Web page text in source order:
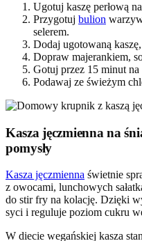
Ugotuj kaszę perłową
Przygotuj bulion
selerem.
Dodaj ugotowaną
Dopraw majerankiem,
Gotuj przez 15 minut na
Podawaj ze świeżym
Kasza jęczmienna na
pomysły
Kasza jęczmienna świetnie
z owocami, lunchowych
do stir fry na kolację. Dzięki
syci i reguluje poziom cukru
W diecie wegańskiej kasza